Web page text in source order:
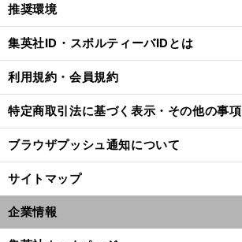
推奨環境
集英社ID・スポルティーバIDとは
利用規約・会員規約
特定商取引法に基づく表示・その他の事項
ブラウザプッシュ通知について
サイトマップ
企業情報